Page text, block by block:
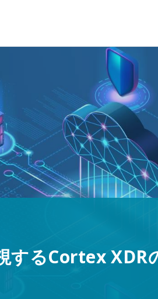
するCortex XDR